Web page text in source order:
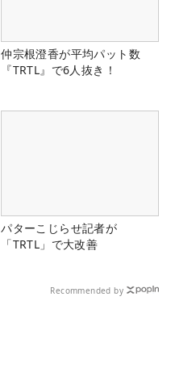
仲宗根澄香が平均パット数
『TRTL』で6人抜き！
パターこじらせ記者が
「TRTL」で大改善
Recommended by